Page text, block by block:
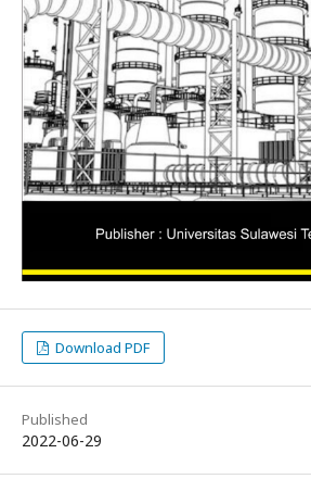
Download PDF
Published
2022-06-29